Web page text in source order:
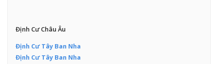
Định Cư Châu Âu
Định Cư Tây Ban Nha
Định Cư Tây Ban Nha